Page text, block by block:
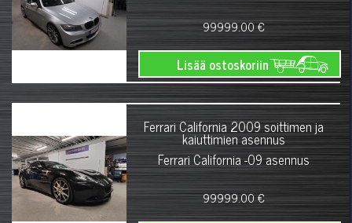
99999.00 €
Lisää ostoskoriin
Ferrari California 2009 soittimen ja
kaiuttimien asennus
Ferrari California -09 asennus
99999.00 €